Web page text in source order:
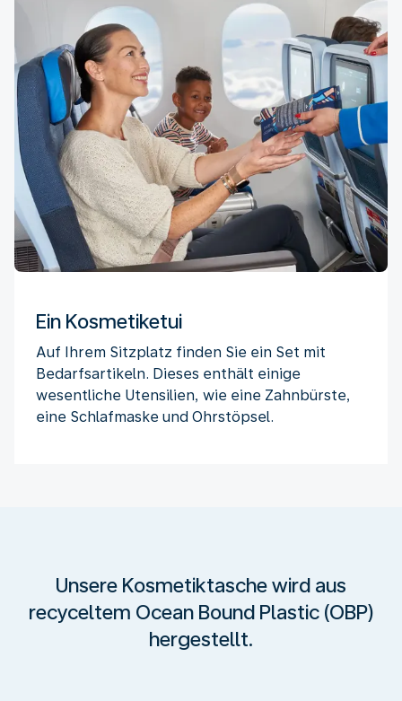
Ein Kosmetiketui
Auf Ihrem Sitzplatz finden Sie ein Set mit
Bedarfsartikeln. Dieses enthält einige
wesentliche Utensilien, wie eine Zahnbürste,
eine Schlafmaske und Ohrstöpsel.
Unsere Kosmetiktasche wird aus
recyceltem Ocean Bound Plastic (OBP)
hergestellt.